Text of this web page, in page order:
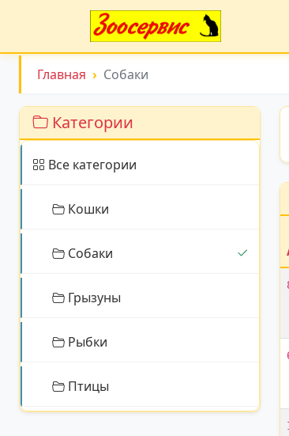
Главная Собаки
Категории
Все категории
Кошки
Собаки
Грызуны
Рыбки
Птицы